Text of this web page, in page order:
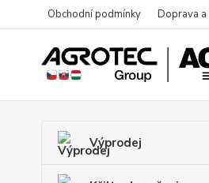
Obchodní podmínky Doprava
Výprodej